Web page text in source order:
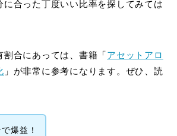
合った丁度いい比率を探してみては
合にあっては、書籍「アセットアロ
」が非常に参考になります。ぜひ、読
爆益！